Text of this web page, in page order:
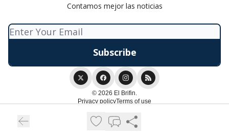
Contamos mejor las noticias
© 2026 El Brifin.
Privacy policyTerms of use
Powered by beehiiv